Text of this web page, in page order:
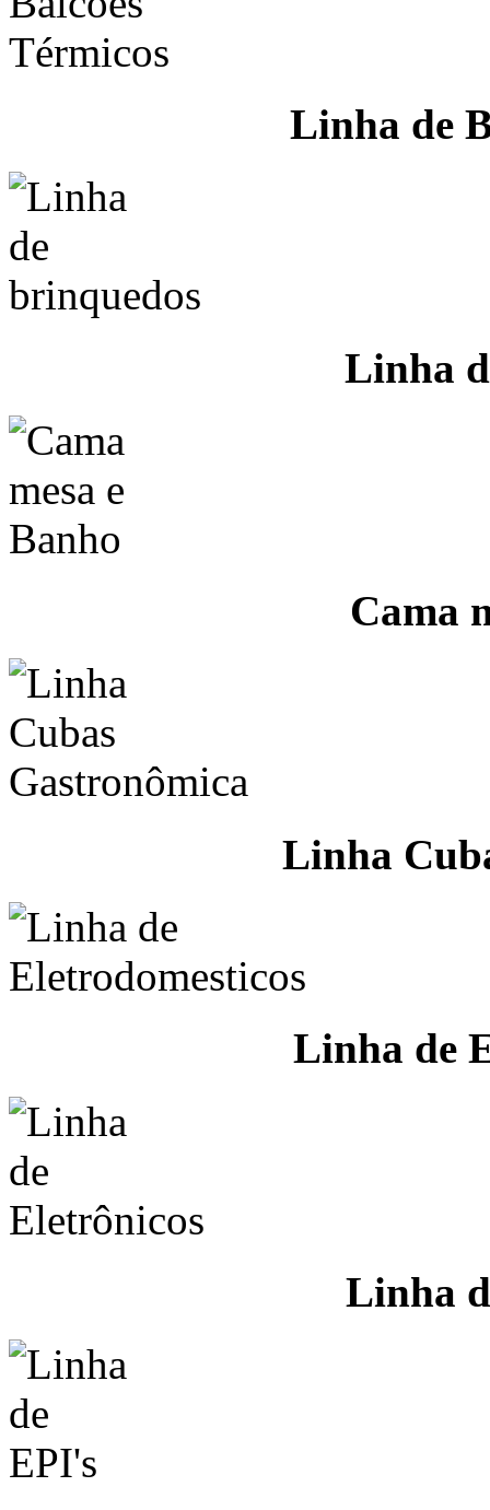
Linha de
Linha
Cama
Linha
Linha de
Linha